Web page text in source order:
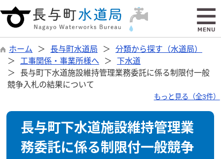
ホーム 長与町水道局
分類から探す（水道局）
工事関係・事業所様へ
下水道
長与町下水道施設維持管理業務委託に係る制限付一般
競争入札の結果について
もっと見る（全3件）
長与町下水道施設維持管理業
務委託に係る制限付一般競争